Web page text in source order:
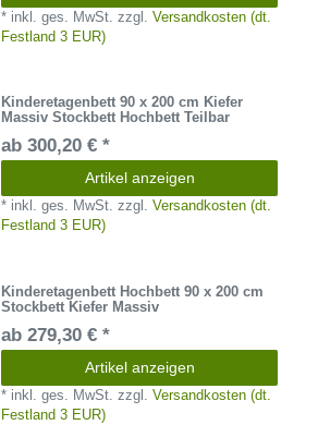
* inkl. ges. MwSt. zzgl.Versandkosten (dt.
Festland 3 EUR)
Kinderetagenbett 90 x 200 cm Kiefer
Massiv Stockbett Hochbett Teilbar
ab 300,20 € *
Artikel anzeigen
* inkl. ges. MwSt. zzgl.Versandkosten (dt.
Festland 3 EUR)
Kinderetagenbett Hochbett 90 x 200 cm
Stockbett Kiefer Massiv
ab 279,30 € *
Artikel anzeigen
* inkl. ges. MwSt. zzgl.Versandkosten (dt.
Festland 3 EUR)